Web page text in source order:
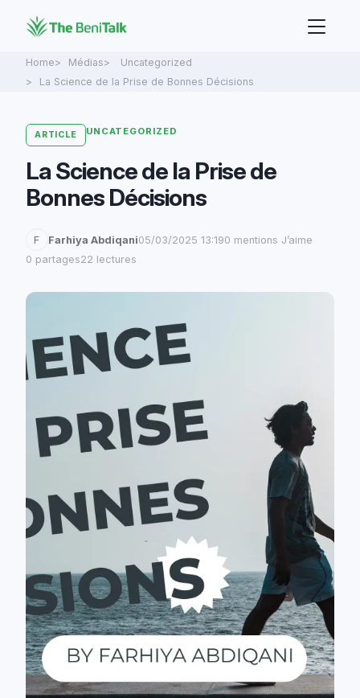
Home Médias
Uncategorized
La Science de la Prise de Bonnes Décisions
ARTICLE UNCATEGORIZED
La Science de la Prise de
Bonnes Décisions
F Farhiya Abdiqani05/03/2025 13:190 mentions J’aime
0 partages22 lectures